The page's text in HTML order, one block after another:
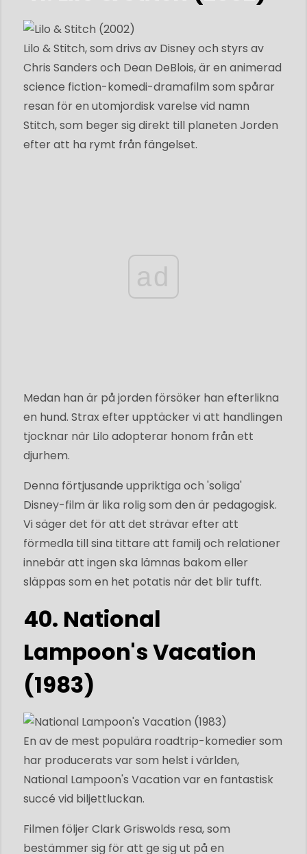
Lilo & Stitch, som drivs av Disney och styrs av
Chris Sanders och Dean DeBlois, är en animerad
science fiction-komedi-dramafilm som spårar
resan för en utomjordisk varelse vid namn
Stitch, som beger sig direkt till planeten Jorden
efter att ha rymt från fängelset.
ad
Medan han är på jorden försöker han efterlikna
en hund. Strax efter upptäcker vi att handlingen
tjocknar när Lilo adopterar honom från ett
djurhem.
Denna förtjusande uppriktiga och 'soliga'
Disney-film är lika rolig som den är pedagogisk.
Vi säger det för att det strävar efter att
förmedla till sina tittare att familj och relationer
innebär att ingen ska lämnas bakom eller
släppas som en het potatis när det blir tufft.
40. National
Lampoon's Vacation
(1983)
En av de mest populära roadtrip-komedier som
har producerats var som helst i världen,
National Lampoon's Vacation var en fantastisk
succé vid biljettluckan.
Filmen följer Clark Griswolds resa, som
bestämmer sig för att ge sig ut på en